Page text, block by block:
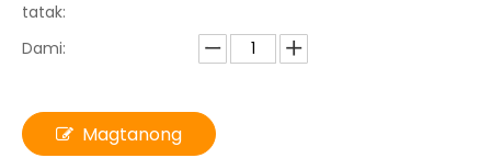
tatak:
Dami:
Magtanong